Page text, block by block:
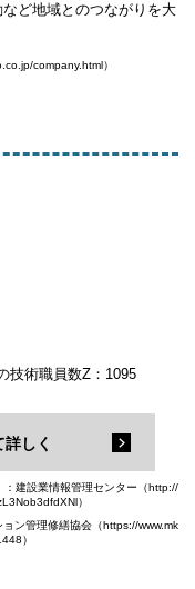
ど地域とのつながりを大
company.html）
技術職員数Z：1095
しく
建設業情報管理センター（http://
）
ン管理修繕協会（https://www.mk
）